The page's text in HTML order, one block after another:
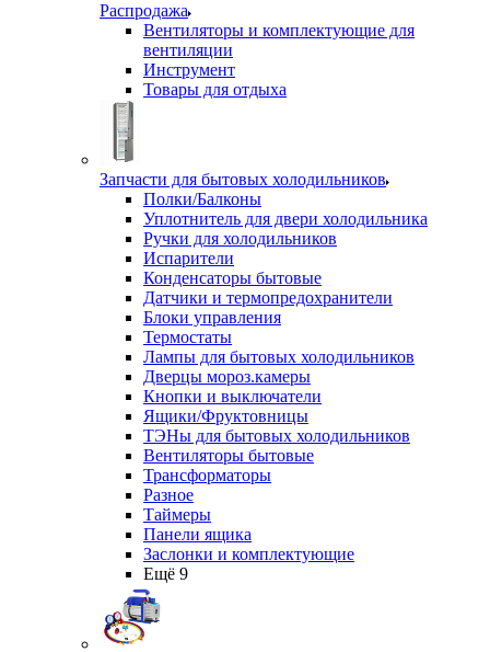
Распродажа
Вентиляторы и комплектующие для
вентиляции
Инструмент
Товары для отдыха
Запчасти для бытовых холодильников
Полки/Балконы
Уплотнитель для двери холодильника
Ручки для холодильников
Испарители
Конденсаторы бытовые
Датчики и термопредохранители
Блоки управления
Термостаты
Лампы для бытовых холодильников
Дверцы мороз.камеры
Кнопки и выключатели
Ящики/Фруктовницы
ТЭНы для бытовых холодильников
Вентиляторы бытовые
Трансформаторы
Разное
Таймеры
Панели ящика
Заслонки и комплектующие
Ещё 9